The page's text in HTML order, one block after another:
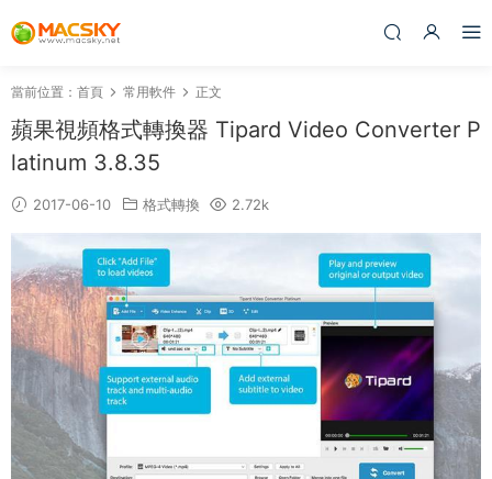
當前位置： 首頁 常用軟件 正文
蘋果視頻格式轉換器 Tipard Video Converter P
latinum 3.8.35
2017-06-10 格式轉換 2.72k